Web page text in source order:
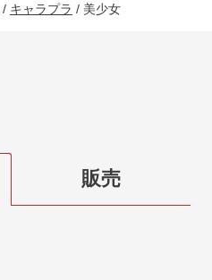
/ キャラプラ / 美少女
販売